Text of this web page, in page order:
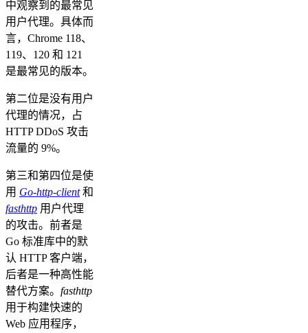
中观察到的最常见
用户代理。具体而
言，Chrome 118、
119、120 和 121
是最常见的版本。
第二位是没有用户
代理的情况，占
HTTP DDoS 攻击
流量的 9%。
第三和第四位是使
用 Go-http-client和
fasthttp 用户代理
的攻击。前者是
Go 标准库中的默
认 HTTP 客户端，
后者是一种高性能
替代方案。 fasthttp
用于构建快速的
Web 应用程序，